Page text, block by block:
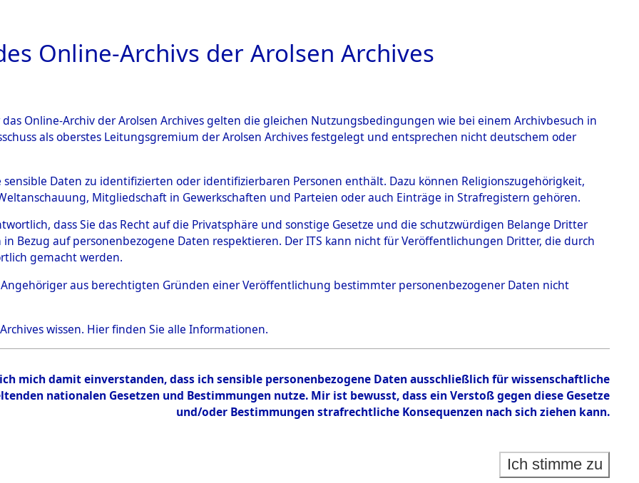
ARCHIVALE ÜBERSICHT BILD
0003 (108595093)
Person UNBEKANNT
→ 0003 (108595093)
Online-Archivs der Arolsen Archives
Online-Archiv der Arolsen Archives gelten die gleichen Nutzungsbedingungen wie bei einem Archivbesuch in
als oberstes Leitungsgremium der Arolsen Archives festgelegt und entsprechen nicht deutschem oder
sensible Daten zu identifizierten oder identifizierbaren Personen enthält. Dazu können Religionszugehörigkeit,
Mitgliedschaft in Gewerkschaften und Parteien oder auch Einträge in Strafregistern gehören.
dass Sie das Recht auf die Privatsphäre und sonstige Gesetze und die schutzwürdigen Belange Dritter
Bezug auf personenbezogene Daten respektieren. Der ITS kann nicht für Veröffentlichungen Dritter, die durch
gemacht werden.
Angehöriger aus berechtigten Gründen einer Veröffentlichung bestimmter personenbezogener Daten nicht
wissen. Hierfinden Sie alle Informationen.
mich damit einverstanden, dass ich sensible personenbezogene Daten ausschließlich für wissenschaftliche
nationalen Gesetzen und Bestimmungen nutze. Mir ist bewusst, dass ein Verstoß gegen diese Gesetze
und/oder Bestimmungen strafrechtliche Konsequenzen nach sich ziehen kann.
Ich stimme zu